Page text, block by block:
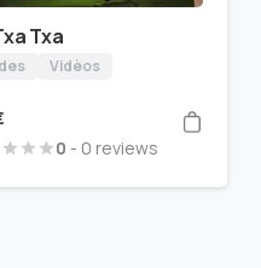
Txa
Vidèos
0 - 0 reviews